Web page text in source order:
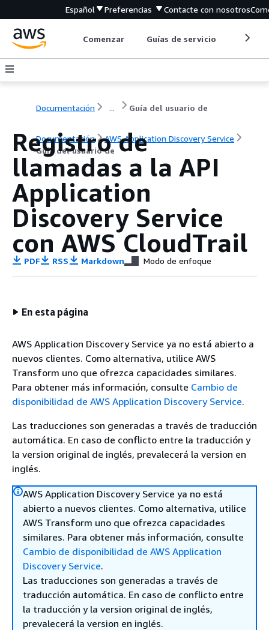
Español Preferencias Contacte con nosotros
Comenzar Guías de servicio
Documentación ... Guía del usuario de
Documentación
AWS Application Discovery Service
Guía del usuario de
Registro de
llamadas a la API
Application
Discovery Service
con AWS CloudTrail
PDF RSS Markdown Modo de enfoque
En esta página
AWS Application Discovery Service ya no está abierto a
nuevos clientes. Como alternativa, utilice AWS
Transform uno que ofrezca capacidades similares.
Para obtener más información, consulte Cambio de
disponibilidad de AWS Application Discovery Service.
Las traducciones son generadas a través de traducción
automática. En caso de conflicto entre la traducción y
la version original de inglés, prevalecerá la version en
inglés.
AWS Application Discovery Service ya no está
abierto a nuevos clientes. Como alternativa, utilice
AWS Transform uno que ofrezca capacidades
similares. Para obtener más información, consulte
Cambio de disponibilidad de AWS Application
Discovery Service.
Las traducciones son generadas a través de
traducción automática. En caso de conflicto entre
la traducción y la version original de inglés,
prevalecerá la version en inglés.